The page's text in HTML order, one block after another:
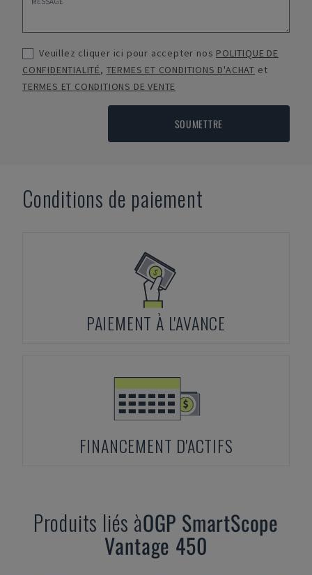
Veuillez cliquer ici pour accepter nos POLITIQUE DE
CONFIDENTIALITÉ, TERMES ET CONDITIONS D'ACHAT et
TERMES ET CONDITIONS DE VENTE
SOUMETTRE
Conditions de paiement
PAIEMENT À L'AVANCE
FINANCEMENT D'ACTIFS
Produits liés àOGP SmartScope
Vantage 450